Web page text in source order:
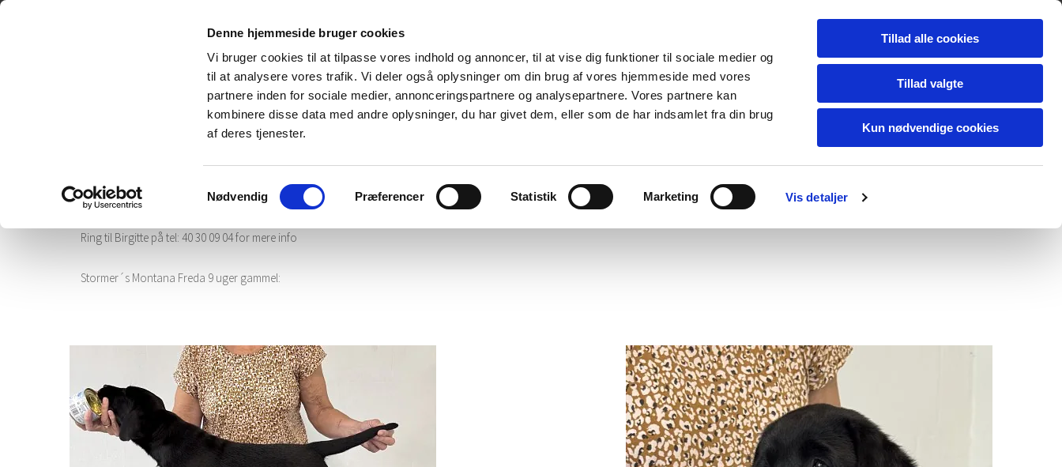
Denne hjemmeside bruger cookies
Vi bruger cookies til at tilpasse vores indhold og annoncer, til at vise dig funktioner til sociale medier og
til at analysere vores trafik. Vi deler også oplysninger om din brug af vores hjemmeside med vores
partnere inden for sociale medier, annonceringspartnere og analysepartnere. Vores partnere kan
kombinere disse data med andre oplysninger, du har givet dem, eller som de har indsamlet fra din brug
af deres tjenester.
Nødvendig Præferencer Statistik Marketing Vis detaljer
Tillad alle cookies
Tillad valgte
Kun nødvendige cookies
Stormers Labrador
06.06.25: En sort tævehvalp er blevet ledig (på billederne nedenfor)
Ring til Birgitte på tel: 40 30 09 04 for mere info
Stormer´s Montana Freda 9 uger gammel: